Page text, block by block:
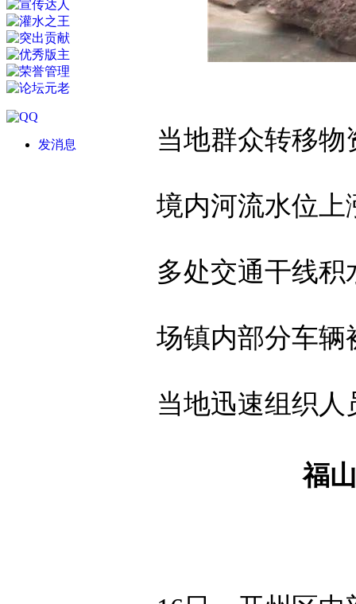
发消息 当地群众转移物
境内河流水位上
多处交通干线积
场镇内部分车辆
当地迅速组织人
福